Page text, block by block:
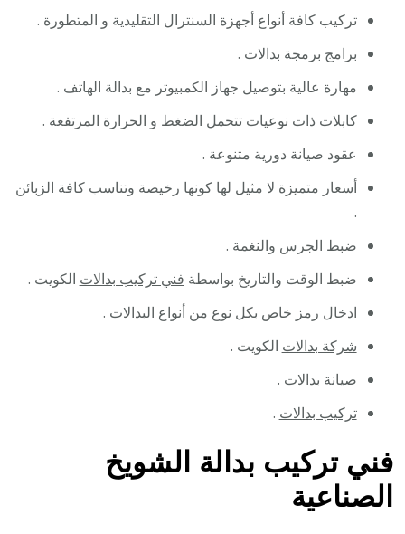
تركيب كافة أنواع أجهزة السنترال التقليدية و المتطورة .
برامج برمجة بدالات .
مهارة عالية بتوصيل جهاز الكمبيوتر مع بدالة الهاتف .
كابلات ذات نوعيات تتحمل الضغط و الحرارة المرتفعة .
عقود صيانة دورية متنوعة .
أسعار متميزة لا مثيل لها كونها رخيصة وتناسب كافة الزبائن
.
ضبط الجرس والنغمة .
ضبط الوقت والتاريخ بواسطة فني تركيب بدالات الكويت .
ادخال رمز خاص بكل نوع من أنواع البدالات .
شركة بدالات الكويت .
صيانة بدالات .
تركيب بدالات .
فني تركيب بدالة الشويخ
الصناعية